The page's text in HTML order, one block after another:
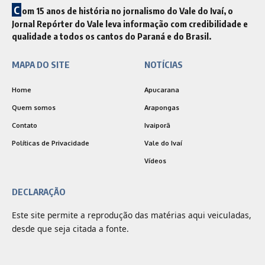
C om 15 anos de história no jornalismo do Vale do Ivaí, o
Jornal Repórter do Vale leva informação com credibilidade e
qualidade a todos os cantos do Paraná e do Brasil.
MAPA DO SITE
Home
Quem somos
Contato
Políticas de Privacidade
NOTÍCIAS
Apucarana
Arapongas
Ivaiporã
Vale do Ivaí
Vídeos
DECLARAÇÃO
Este site permite a reprodução das matérias aqui veiculadas,
desde que seja citada a fonte.